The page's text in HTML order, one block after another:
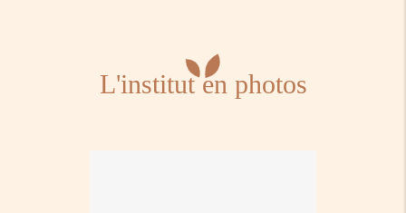
L'institut en photos